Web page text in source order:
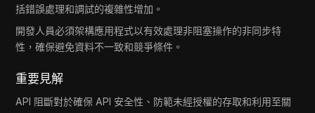
括錯誤處理和調試的複雜性增加。
開發人員必須架構應用程式以有效處理非阻塞操作的非同步特
性，確保避免資料不一致和競爭條件。
重要見解
API 阻斷對於確保 API 安全性、防範未經授權的存取和利用至關